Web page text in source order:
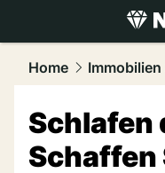
luxury.
Home
Schlafen
Schaffen